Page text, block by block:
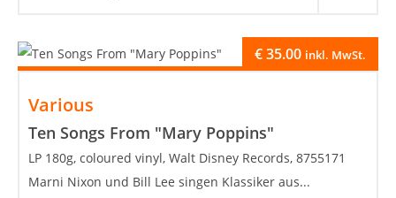
Various
Ten Songs From "Mary Poppins"
€35.00 inkl. MwSt.
LP 180g, coloured vinyl, Walt Disney Records, 8755171
Marni Nixon und Bill Lee singen Klassiker aus...